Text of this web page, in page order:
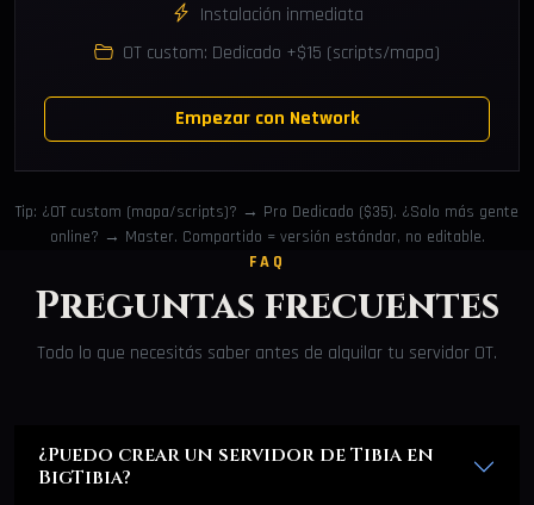
Instalación inmediata
OT custom: Dedicado +$15 (scripts/mapa)
Empezar con Network
Tip: ¿OT custom (mapa/scripts)? → Pro Dedicado ($35). ¿Solo más gente
online? → Master. Compartido = versión estándar, no editable.
FAQ
Preguntas frecuentes
Todo lo que necesitás saber antes de alquilar tu servidor OT.
¿Puedo crear un servidor de Tibia en
BigTibia?